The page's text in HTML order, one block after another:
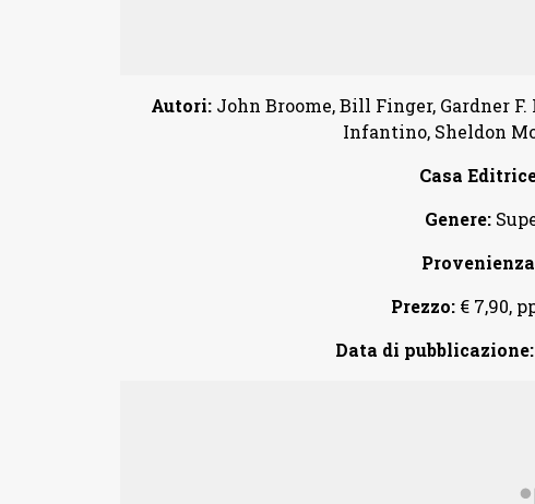
Autori:John Broome, Bill Finger, Gardner F.
Infantino, Sheldon
Casa
Genere:
Prezzo:€ 7,90,
Data di pubblicazione: